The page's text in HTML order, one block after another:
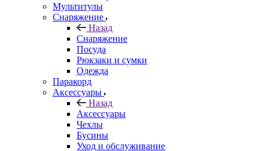
Мультитулы
Снаряжение
Назад
Снаряжение
Посуда
Рюкзаки и сумки
Одежда
Паракорд
Аксессуары
Назад
Аксессуары
Чехлы
Бусины
Уход и обслуживание